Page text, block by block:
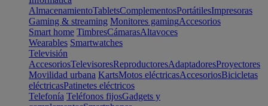
AlmacenamientoTabletsComplementosPortátilesImpresoras
Gaming & streaming Monitores gamingAccesorios
Smart home TimbresCámarasAltavoces
Wearables Smartwatches
Televisión
AccesoriosTelevisoresReproductoresAdaptadoresProyectores
Movilidad urbana KartsMotos eléctricasAccesoriosBicicletas
eléctricasPatinetes eléctricos
Telefonía Teléfonos fijosGadgets y